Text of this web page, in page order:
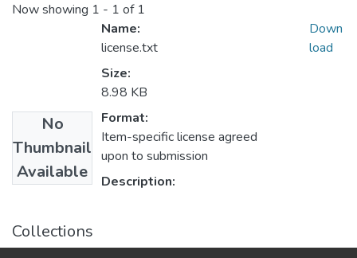
Now showing 1 - 1 of 1
No
Thumbnail
Available
Name:
license.txt
Size:
8.98 KB
Format:
Item-specific license agreed
upon to submission
Description:
Down
load
Collections